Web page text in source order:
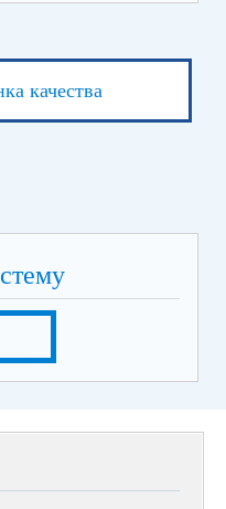
качества